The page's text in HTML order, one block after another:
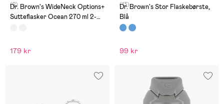
(2)
Dr. Brown's WideNeck Options+
Sutteflasker Ocean 270 ml 2-
179 kr
(13)
Dr. Brown's Stor Flaskebørste,
Blå
99 kr